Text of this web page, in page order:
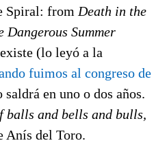
Spiral: from Death in the
Dangerous Summer
(lo leyó a la
fuimos al congreso de
en uno o dos años.
balls and bells and bulls,
Anís del Toro.